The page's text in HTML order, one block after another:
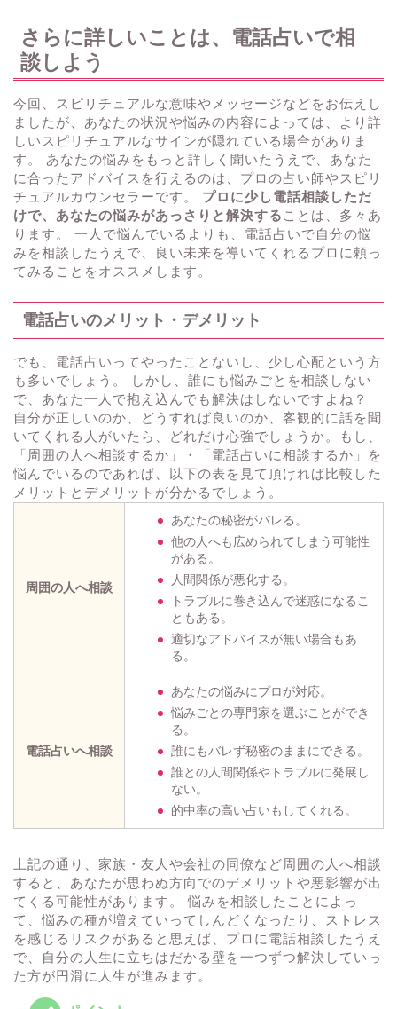
さらに詳しいことは、電話占いで相
談しよう
今回、スピリチュアルな意味やメッセージなどをお伝えし
ましたが、あなたの状況や悩みの内容によっては、より詳
しいスピリチュアルなサインが隠れている場合がありま
す。 あなたの悩みをもっと詳しく聞いたうえで、あなた
に合ったアドバイスを行えるのは、プロの占い師やスピリ
チュアルカウンセラーです。 プロに少し電話相談しただ
けで、あなたの悩みがあっさりと解決する ことは、多々あ
ります。 一人で悩んでいるよりも、電話占いで自分の悩
みを相談したうえで、良い未来を導いてくれるプロに頼っ
てみることをオススメします。
電話占いのメリット・デメリット
でも、電話占いってやったことないし、少し心配という方
も多いでしょう。 しかし、誰にも悩みごとを相談しない
で、あなた一人で抱え込んでも解決はしないですよね？
自分が正しいのか、どうすれば良いのか、客観的に話を聞
いてくれる人がいたら、どれだけ心強でしょうか。もし、
「周囲の人へ相談するか」・「電話占いに相談するか」を
悩んでいるのであれば、以下の表を見て頂ければ比較した
メリットとデメリットが分かるでしょう。
周囲の人へ相談
あなたの秘密がバレる。
他の人へも広められてしまう可能性
がある。
人間関係が悪化する。
トラブルに巻き込んで迷惑になるこ
ともある。
適切なアドバイスが無い場合もあ
る。
電話占いへ相談
あなたの悩みにプロが対応。
悩みごとの専門家を選ぶことができ
る。
誰にもバレず秘密のままにできる。
誰との人間関係やトラブルに発展し
ない。
的中率の高い占いもしてくれる。
上記の通り、家族・友人や会社の同僚など周囲の人へ相談
すると、あなたが思わぬ方向でのデメリットや悪影響が出
てくる可能性があります。 悩みを相談したことによっ
て、悩みの種が増えていってしんどくなったり、ストレス
を感じるリスクがあると思えば、プロに電話相談したうえ
で、自分の人生に立ちはだかる壁を一つずつ解決していっ
た方が円滑に人生が進みます。